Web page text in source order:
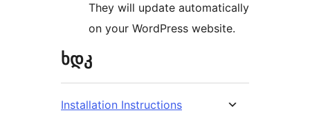
They will update automatically
on your WordPress website.
ხდკ
Installation Instructions